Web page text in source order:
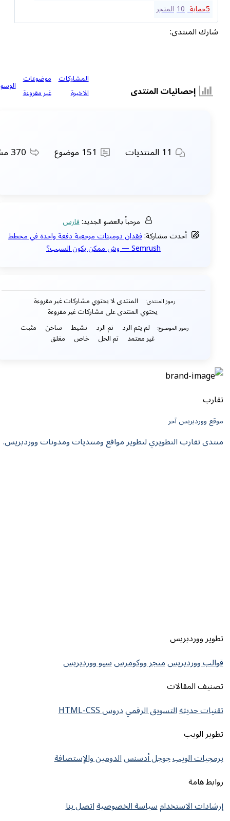
حماية10المتجر
شارك المنتدى:
إحصائيات المنتدى
المشاركات
الاخيرة
موضوعات
غير مقروءة
الوسوم
11 المنتديات 151موضوع 370
مرحباً بالعضو الجديد:فارس
أحدث مشاركة:فقدان دومينات مرجعية دفعة واحدة في مخطط
Semrush — وش ممكن يكون السبب؟
رموز المنتدى: المنتدى لا يحتوي مشاركات غير مقروءة
يحتوي المنتدى على مشاركات غير مقروءة
رموز الموضوع: لم يتم الرد تم الرد نشيط ساخن مثبت
غير معتمد تم الحل خاص مغلق
تقارب
موقع ووردبريس آخر
منتدى تقارب التطويري لتطوير مواقع ومنتديات ومدونات ووردبريس.
تطوير ووردبريس
قوالب ووردبريسمتجر ووكومرسسيو ووردبريس
تصنيف المقالات
تقنيات حديثهالتسويق الرقميدروس HTML-CSS
تطوير الويب
برمجيات الويبجوجل أدسنسالدومين والإستضافة
روابط هامة
إرشادات الاستخدامسياسة الخصوصيةاتصل بنا